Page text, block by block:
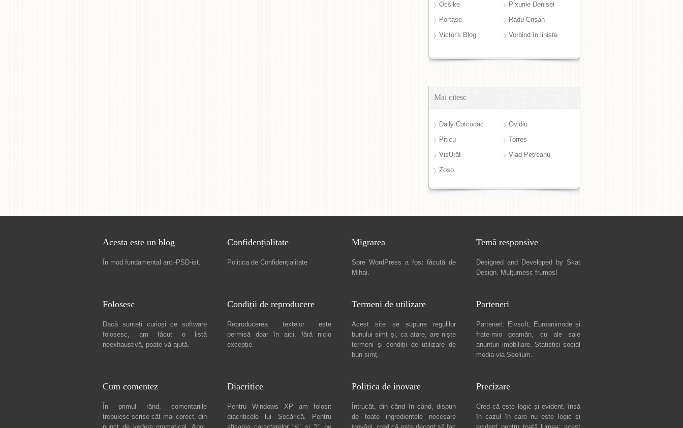
Ocsike
Pixurile Denisei
Portase
Radu Crișan
Victor's Blog
Vorbind în liniște
Mai citesc
Daily Cotcodac
Ovidiu
Piticu
Torres
VisUrât
Vlad Petreanu
Zoso
Acesta este un blog
În mod fundamental anti-PSD-ist.
Confidențialitate
Politica de Confidențialitate
Migrarea
Spre WordPress a fost făcută de
Mihai.
Temă responsive
Designed and Developed by Skat
Design. Mulțumesc frumos!
Folosesc
Dacă sunteți curioși ce software
folosesc, am făcut o listă
neexhaustivă, poate vă ajută.
Condiții de reproducere
Reproducerea textelor este
permisă doar în aici, fără nicio
excepție.
Termeni de utilizare
Acest site se supune regulilor
bunului simț și, ca atare, are niște
termeni și condiții de utilizare de
bun simț.
Parteneri
Parteneri: Elvsoft, Euroanimode și
frate-mio geamăn, cu ale sale
anunturi imobiliare. Statistici social
media via Seolium.
Cum comentez
În primul rând, comentariile
trebuiesc scrise cât mai corect, din
Diacritice
Pentru Windows XP am folosit
diacriticele lui Secărică. Pentru
Politica de inovare
Întrucât, din când în când, dispun
de toate ingredientele necesare
Precizare
Cred că este logic și evident, însă
în cazul în care nu este logic și